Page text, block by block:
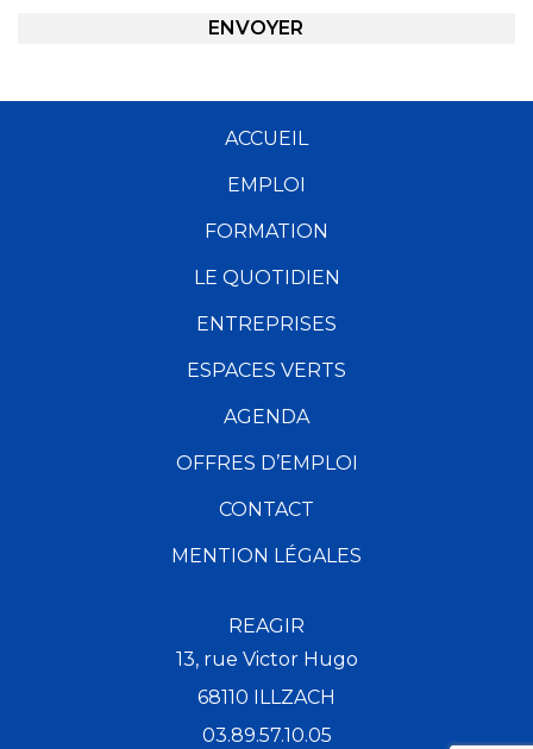
ACCUEIL
EMPLOI
FORMATION
LE QUOTIDIEN
ENTREPRISES
ESPACES VERTS
AGENDA
OFFRES D’EMPLOI
CONTACT
MENTION LÉGALES
REAGIR
13, rue Victor Hugo
68110 ILLZACH
03.89.57.10.05